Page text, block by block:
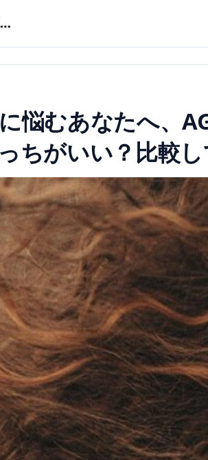
モテる髪型術！つむじ薄毛の隠し方
悩むあなたへ、
ちがいい？比較し